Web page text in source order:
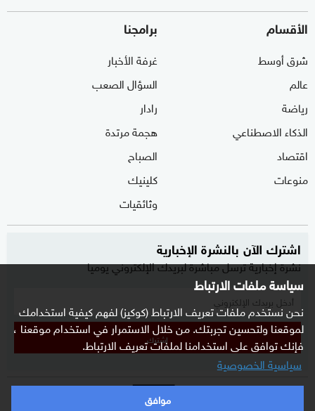
سياسة ملفات الارتباط
نحن نستخدم ملفات تعريف الارتباط (كوكيز) لفهم كيفية استخدامك
لموقعنا ولتحسين تجربتك. من خلال الاستمرار في استخدام موقعنا ،
فإنك توافق على استخدامنا لملفات تعريف الارتباط.
سياسية الخصوصية
موافق
الأقسام
شرق أوسط
عالم
رياضة
الذكاء الاصطناعي
اقتصاد
منوعات
برامجنا
غرفة الأخبار
السؤال الصعب
رادار
هجمة مرتدة
الصباح
كلينيك
وثائقيات
اشترك الآن بالنشرة الإخبارية
نشرة إخبارية ترسل مباشرة لبريدك الإلكتروني يوميا
إشترك